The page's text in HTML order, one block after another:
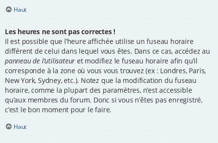
Haut
Les heures ne sont pas correctes !
Il est possible que l’heure affichée utilise un fuseau horaire
différent de celui dans lequel vous êtes. Dans ce cas, accédez au
panneau de l’utilisateur et modifiez le fuseau horaire afin qu’il
corresponde à la zone où vous vous trouvez (ex : Londres, Paris,
New York, Sydney, etc.). Notez que la modification du fuseau
horaire, comme la plupart des paramètres, n’est accessible
qu’aux membres du forum. Donc si vous n’êtes pas enregistré,
c’est le bon moment pour le faire.
Haut